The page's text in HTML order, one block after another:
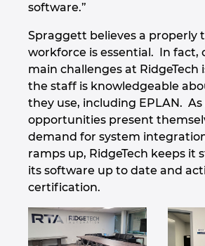
software.”
Spraggett believes a properly
workforce is essential. In fact,
main challenges at RidgeTech
the staff is knowledgeable
they use, including EPLAN.
opportunities present
demand for system
ramps up, RidgeTech keeps it
its software up to date and
certification.